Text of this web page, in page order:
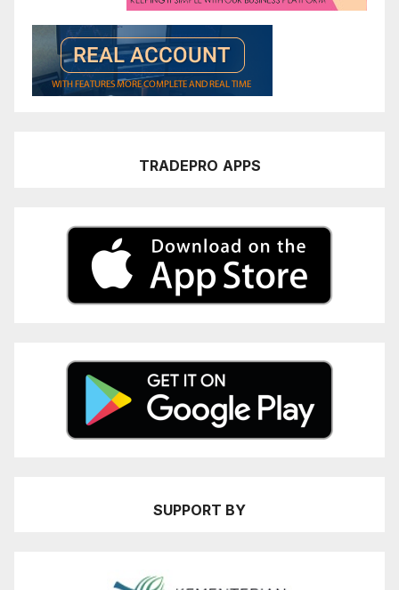
TRADEPRO APPS
SUPPORT BY